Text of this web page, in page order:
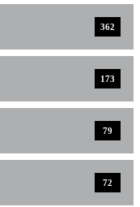
362
173
79
72